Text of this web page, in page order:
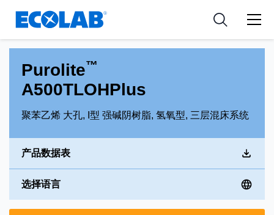
Resources
应用
Nutraceuticals
新闻和活动
工具
Purolite™
A500TLOHPlus
聚苯乙烯 大孔, I型 强碱阴树脂, 氢氧型, 三层混床系统
产品数据表
选择语言